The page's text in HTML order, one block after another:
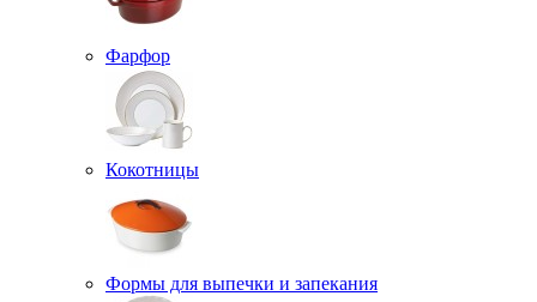
Фарфор
Кокотницы
Формы для выпечки и запекания